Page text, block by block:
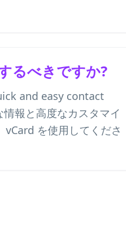
るべきですか?
and easy contact
報と高度なカスタマイ
vCard を使用してくださ